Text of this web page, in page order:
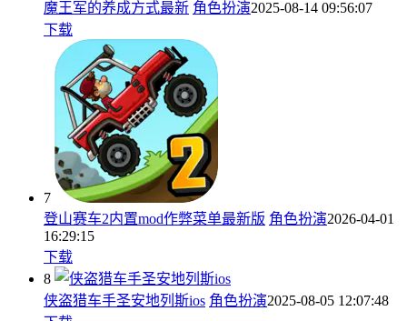
魔王军的养成方式最新 角色扮演2025-08-14 09:56:07
下载
7
登山赛车2内置mod作弊菜单最新版 角色扮演2026-04-01
16:29:15
下载
8
侠盗猎车手圣安地列斯ios 角色扮演2025-08-05 12:07:48